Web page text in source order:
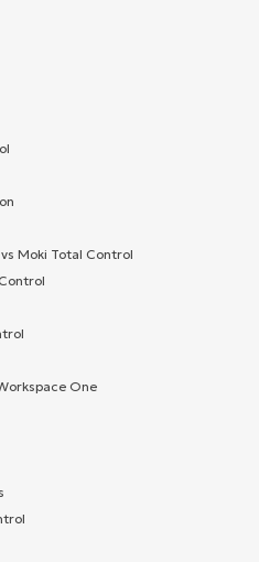
Moki Total Control
One